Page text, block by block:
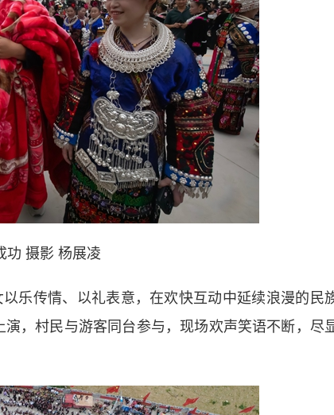
功 摄影 杨展凌
乐传情、以礼表意，在欢快互动中延续浪漫的民
，村民与游客同台参与，现场欢声笑语不断，尽